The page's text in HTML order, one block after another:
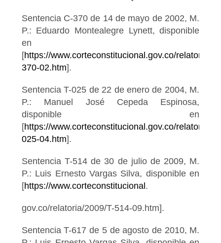
Sentencia C-370 de 14 de mayo de 2002, M.
P.: Eduardo Montealegre Lynett, disponible
en
[https://www.corteconstitucional.gov.co/relatoria/
370-02.htm].
Sentencia T-025 de 22 de enero de 2004, M.
P.: Manuel José Cepeda Espinosa,
disponible en
[https://www.corteconstitucional.gov.co/relatoria/
025-04.htm].
Sentencia T-514 de 30 de julio de 2009, M.
P.: Luis Ernesto Vargas Silva, disponible en
[https://www.corteconstitucional .
gov.co/relatoria/2009/T-514-09.htm].
Sentencia T-617 de 5 de agosto de 2010, M.